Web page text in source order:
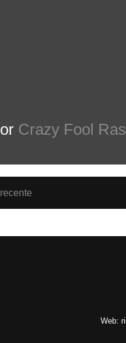
Crazy Fool
Web: